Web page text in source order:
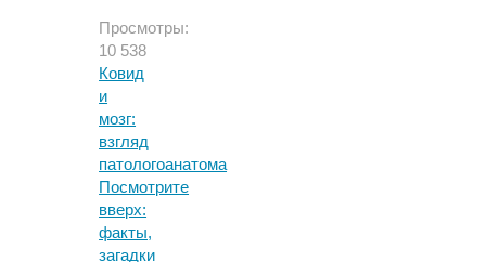
Просмотры:
10 538
Ковид
и
мозг:
взгляд
патологоанатома
Посмотрите
вверх:
факты,
загадки